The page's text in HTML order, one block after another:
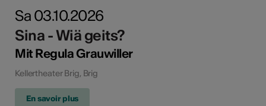
Sa 03.10.2026
Sina - Wiä geits?
Mit Regula Grauwiller
Kellertheater Brig, Brig
En savoir plus